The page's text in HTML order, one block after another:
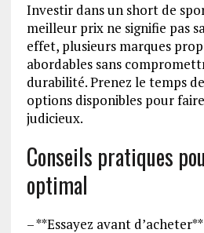
Investir dans un short de
meilleur prix ne signifie pas
effet, plusieurs marques
abordables sans
durabilité. Prenez le temps
options disponibles pour
judicieux.
Conseils pratiques
optimal
– **Essayez avant